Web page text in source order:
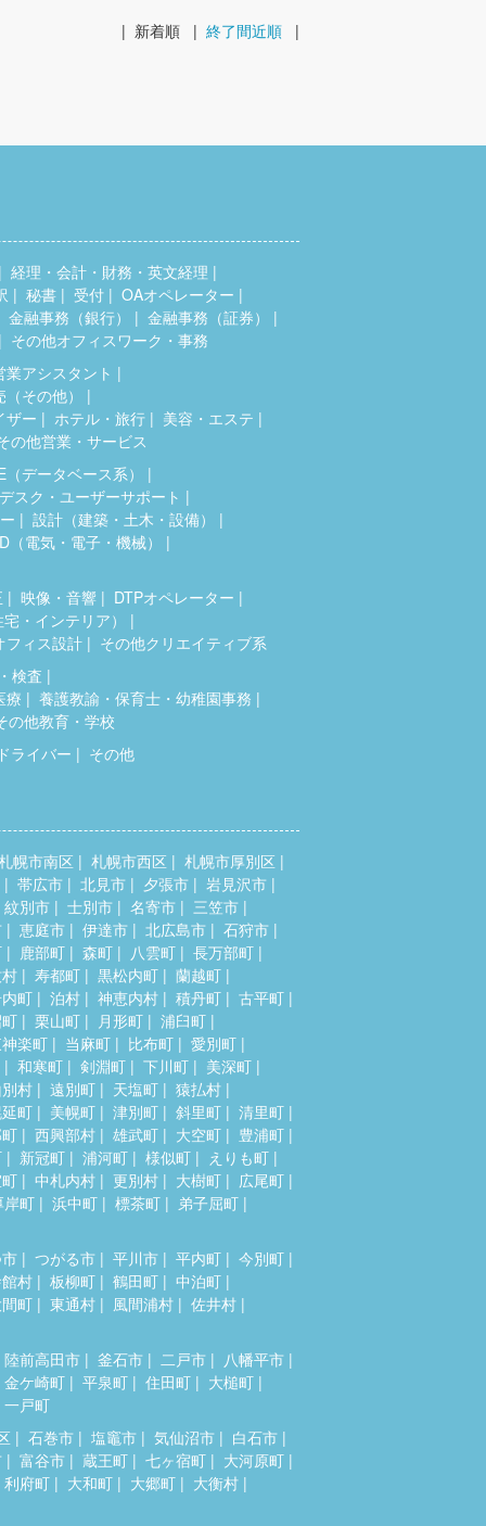
| 新着順 | 終了間近順 |
経理・会計・財務・英文経理
秘書 受付
OAオペレーター
金融事務（銀行）
金融事務（証券）
その他オフィスワーク・事務
業アシスタント
その他）
ザー
ホテル・旅行
美容・エステ
の他営業・サービス
（データベース系）
スク・ユーザーサポート
設計（建築・土木・設備）
（電気・電子・機械）
映像・音響
DTPオペレーター
・インテリア）
フィス設計
その他クリエイティブ系
検査
療
養護教諭・保育士・幼稚園事務
の他教育・学校
ライバー
その他
幌市南区 札幌市西区
札幌市厚別区
帯広市
北見市 夕張市
岩見沢市
紋別市
士別市 名寄市
三笠市
恵庭市 伊達市 北広島市
石狩市
鹿部町 森町 八雲町
長万部町
寿都町 黒松内町
蘭越町
町
泊村 神恵内村 積丹町
古平町
栗山町 月形町
浦臼町
楽町
当麻町 比布町
愛別町
和寒町
剣淵町 下川町
美深町
村
遠別町 天塩町
猿払村
町
美幌町 津別町 斜里町
清里町
西興部村 雄武町 大空町
豊浦町
新冠町 浦河町 様似町
えりも町
中札内村 更別村 大樹町
広尾町
岸町
浜中町 標茶町 弟子屈町
つがる市 平川市 平内町
今別町
村
板柳町 鶴田町
中泊町
町
東通村 風間浦村 佐井村
陸前高田市 釜石市 二戸市
八幡平市
金ケ崎町
平泉町 住田町
大槌町
一戸町
石巻市 塩竈市 気仙沼市
白石市
富谷市 蔵王町 七ヶ宿町
大河原町
利府町
大和町 大郷町 大衡村